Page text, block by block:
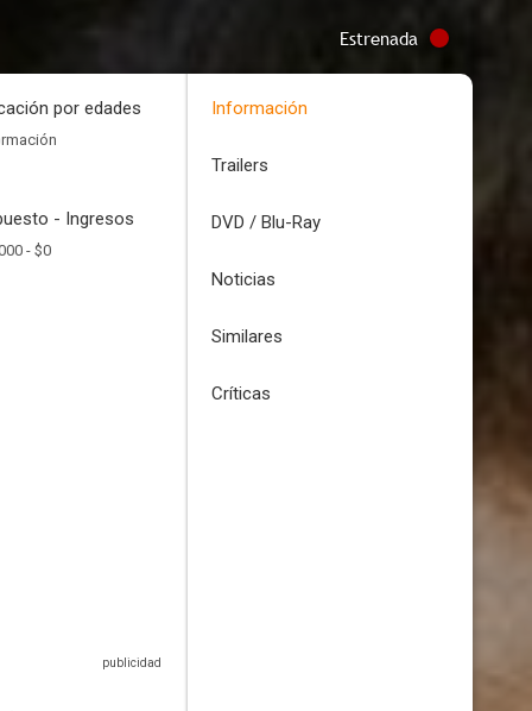
Estrenada
por edades
- Ingresos
-$0
Información
Trailers
DVD / Blu-Ray
Noticias
Similares
Críticas